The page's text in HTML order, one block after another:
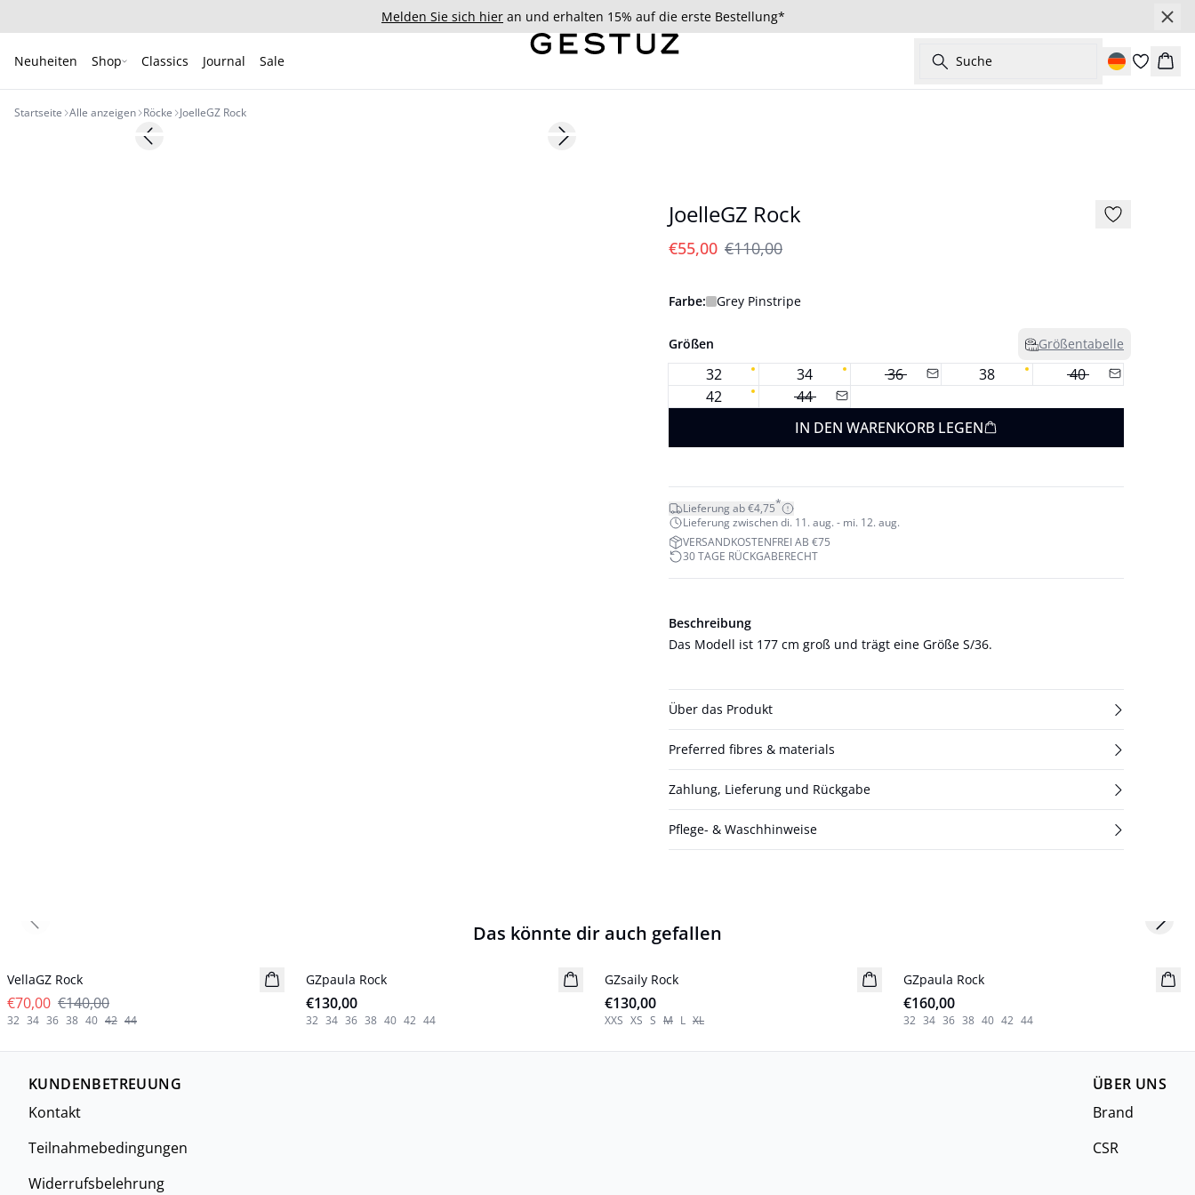
Melden Sie sich hier an und erhalten 15% auf die erste Bestellung*
Neuheiten Shop Classics Journal Sale Suche
Startseite Alle anzeigen Röcke JoelleGZ Rock
- 50%Previous slide Next slide
JoelleGZ Rock
€55,00 €110,00
Farbe: Grey Pinstripe
Größen Größentabelle
32 34 36 38
40
42
44
IN DEN WARENKORB LEGEN
Lieferung ab €4,75*
Lieferung zwischen di. 11. aug. - mi. 12. aug.
VERSANDKOSTENFREI AB €75
30 TAGE RÜCKGABERECHT
Beschreibung
Das Modell ist 177 cm groß und trägt eine Größe S/36.
Über das Produkt
Preferred fibres & materials
Zahlung, Lieferung und Rückgabe
Pflege- & Waschhinweise
Das könnte dir auch gefallen
VellaGZ Rock
€70,00 €140,00
32 34 36 38 40 42 44
Neuheiten
GZpaula Rock
€130,00
32 34 36 38 40 42 44
Neuheiten
GZsaily Rock
€130,00
XXS XS S M L XL
Neuheiten
GZpaula Rock
€160,00
32 34 36 38 40 42 44
Previous slide Next
KUNDENBETREUUNG
Kontakt
Teilnahmebedingungen
Widerrufsbelehrung
ÜBER UNS
Brand
CSR